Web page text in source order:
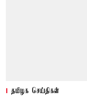
தமிழக செய்திகள்